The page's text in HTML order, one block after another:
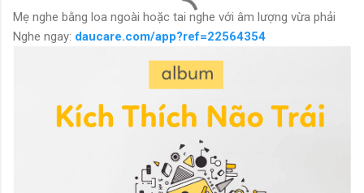
Mẹ nghe bằng loa ngoài hoặc tai nghe với âm lượng vừa phải
Nghe ngay: daucare.com/app?ref=22564354